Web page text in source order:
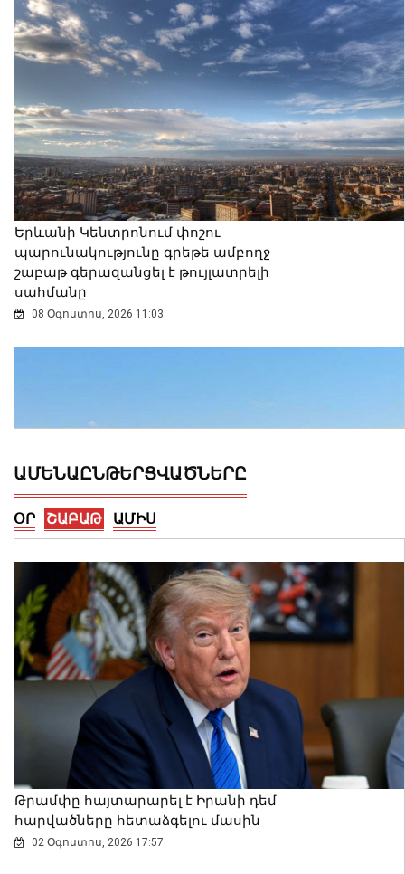
Երևանի Կենտրոնում փոշու
պարունակությունը գրեթե ամբողջ
շաբաթ գերազանցել է թույլատրելի
սահմանը
08 Օգոստոս, 2026 11:03
Մ-2 միջպետական ճանապարհի
Իշխանասար-Նորավան հատվածում
միջին նորոգման աշխատանքներ են
կատարվում
08 Օգոստոս, 2026 10:50
ԱՄԵՆԱԸՆԹԵՐՑՎԱԾՆԵՐԸ
ՕՐ ՇԱԲԱԹ ԱՄԻՍ
Թրամփը հայտարարել է Իրանի դեմ
հարվածները հետաձգելու մասին
02 Օգոստոս, 2026 17:57